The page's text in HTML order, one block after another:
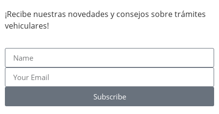
¡Recibe nuestras novedades y consejos sobre trámites
vehiculares!
Subscribe